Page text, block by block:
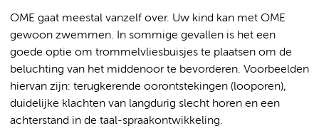
OME gaat meestal vanzelf over. Uw kind kan met OME
gewoon zwemmen. In sommige gevallen is het een
goede optie om trommelvliesbuisjes te plaatsen om de
beluchting van het middenoor te bevorderen. Voorbeelden
hiervan zijn: terugkerende oorontstekingen (looporen),
duidelijke klachten van langdurig slecht horen en een
achterstand in de taal-spraakontwikkeling.